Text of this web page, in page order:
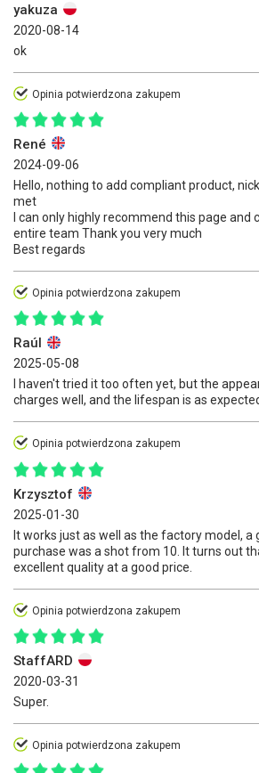
yakuza
2020-08-14
ok
Opinia potwierdzona zakupem
René
2024-09-06
Hello, nothing to add compliant product,
met
I can only highly recommend this page
entire team Thank you very much
Best regards
Opinia potwierdzona zakupem
Raúl
2025-05-08
I haven't tried it too often yet, but the
charges well, and the lifespan is as
Opinia potwierdzona zakupem
Krzysztof
2025-01-30
It works just as well as the factory model, a
purchase was a shot from 10. It turns out
excellent quality at a good price.
Opinia potwierdzona zakupem
StaffARD
2020-03-31
Super.
Opinia potwierdzona zakupem